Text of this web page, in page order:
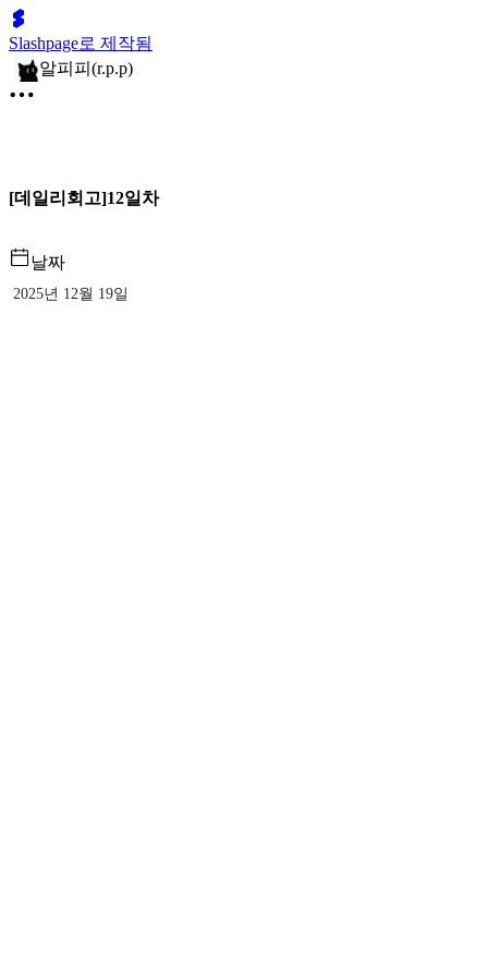
Slashpage로 제작됨
알피피(r.p.p)
[데일리회고]12일차
날짜
2025년 12월 19일